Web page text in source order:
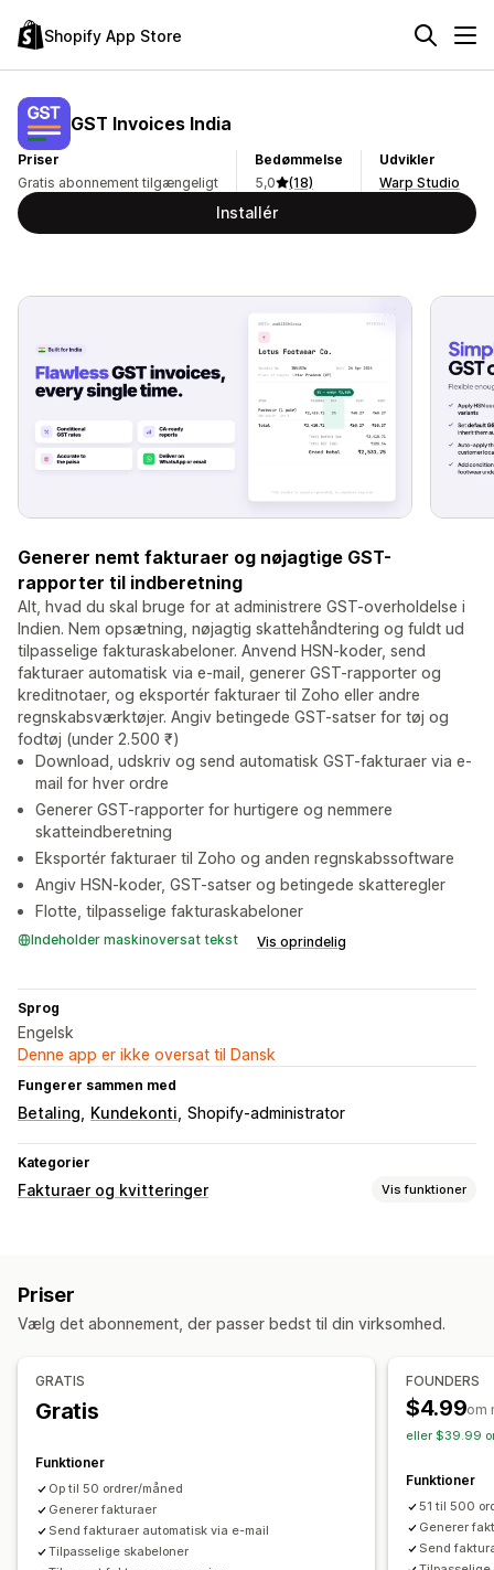
Shopify App Store
GST Invoices India
Priser
Gratis abonnement tilgængeligt
Bedømmelse
5,0
(18)
Udvikler
Warp Studio
Installér
Generer nemt fakturaer og nøjagtige GST-
rapporter til indberetning
Alt, hvad du skal bruge for at administrere GST-overholdelse i
Indien. Nem opsætning, nøjagtig skattehåndtering og fuldt ud
tilpasselige fakturaskabeloner. Anvend HSN-koder, send
fakturaer automatisk via e-mail, generer GST-rapporter og
kreditnotaer, og eksportér fakturaer til Zoho eller andre
regnskabsværktøjer. Angiv betingede GST-satser for tøj og
fodtøj (under 2.500 ₹)
Download, udskriv og send automatisk GST-fakturaer via e-
mail for hver ordre
Generer GST-rapporter for hurtigere og nemmere
skatteindberetning
Eksportér fakturaer til Zoho og anden regnskabssoftware
Angiv HSN-koder, GST-satser og betingede skatteregler
Flotte, tilpasselige fakturaskabeloner
Indeholder maskinoversat tekst Vis oprindelig
Sprog
Engelsk
Denne app er ikke oversat til Dansk
Fungerer sammen med
Betaling Kundekonti Shopify-administrator
Kategorier
Fakturaer og kvitteringer Vis funktioner
Refusioner
Automatisering af mail
Udskriv og eksportér
Priser
Vælg det abonnement, der passer bedst til din virksomhed.
GRATIS
Gratis
Funktioner
Op til 50 ordrer/måned
Generer fakturaer
Send fakturaer automatisk via e-mail
Tilpasselige skabeloner
FOUNDERS
$4.99om
eller $39.99
Funktioner
51 til 500
Generer
Send